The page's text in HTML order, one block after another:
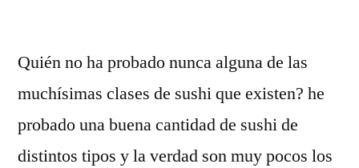
Quién no ha probado nunca alguna de las
muchí­simas clases de sushi que existen? he
probado una buena cantidad de sushi de
distintos tipos y la verdad son muy pocos los